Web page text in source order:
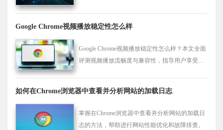
Google Chrome视频播放稳定性怎么样
Google Chrome视频播放稳定性怎么样？本文全面
评测视频播放流畅度与兼容性，指导用户享受更
如何在Chrome浏览器中查看并分析网站的加载日志
掌握在Chrome浏览器中查看并分析网站的加载日
志的方法，帮助进行网站性能优化和故障排查。